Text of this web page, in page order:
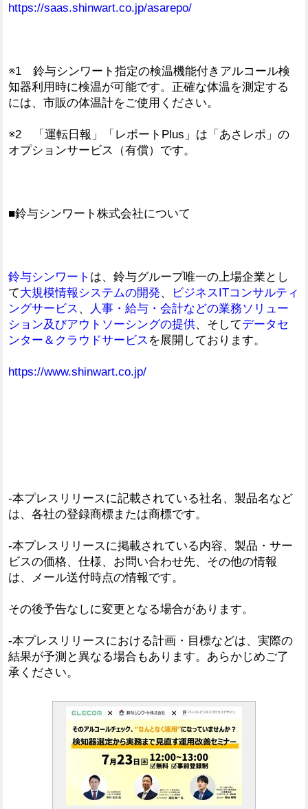
https://saas.shinwart.co.jp/asarepo/
※1 鈴与シンワート指定の検温機能付きアルコール検
知器利用時に検温が可能です。正確な体温を測定する
には、市販の体温計をご使用ください。
※2 「運転日報」「レポートPlus」は「あさレポ」の
オプションサービス（有償）です。
■鈴与シンワート株式会社について
鈴与シンワート は、鈴与グループ唯一の上場企業とし
て大規模情報システムの開発、
ビジネスITコンサルティ
ングサービス 、
人事・給与・会計などの業務ソリュー
ション及びアウトソーシングの提供、そしてデータセ
ンター＆クラウドサービス を展開しております。
https://www.shinwart.co.jp/
-本プレスリリースに記載されている社名、製品名など
は、各社の登録商標または商標です。
-本プレスリリースに掲載されている内容、製品・サー
ビスの価格、仕様、お問い合わせ先、その他の情報
は、メール送付時点の情報です。
その後予告なしに変更となる場合があります。
-本プレスリリースにおける計画・目標などは、実際の
結果が予測と異なる場合もあります。あらかじめご了
承ください。